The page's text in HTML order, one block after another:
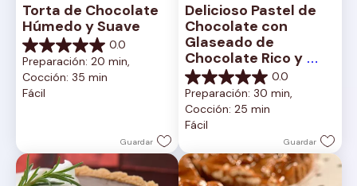
Torta de Chocolate
Húmedo y Suave
0.0
0.0
de
5
estrellas.
Preparación: 20 min,
Cocción: 35 min
Fácil
Guardar
Delicioso Pastel de
Chocolate con
Glaseado de
Chocolate Rico y
Cremoso
0.0
0.0
de
5
estrellas.
Preparación: 30 min,
Cocción: 25 min
Fácil
Guardar